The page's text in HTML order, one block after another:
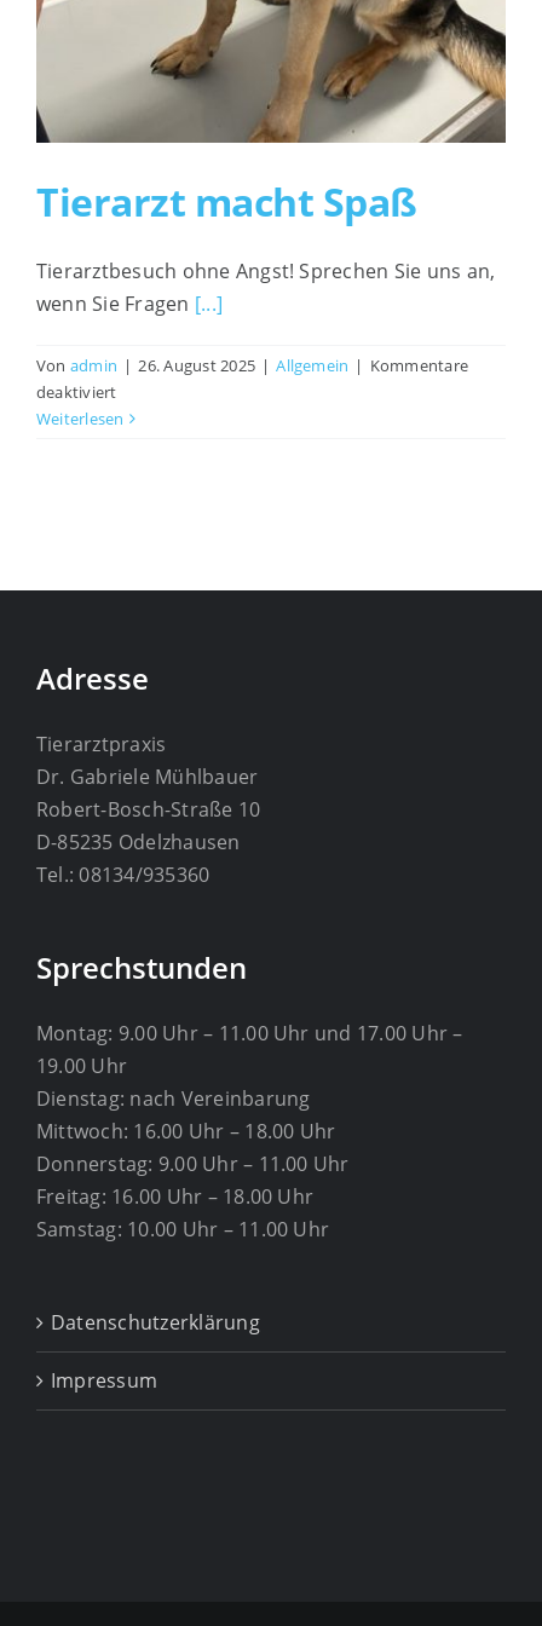
Tierarzt macht Spaß
Tierarztbesuch ohne Angst! Sprechen Sie uns an,
wenn Sie Fragen [...]
Von admin | 26. August 2025 | Allgemein | Kommentare
deaktiviertfür
Tierarzt
Weiterlesen
Adresse
Tierarztpraxis
Dr. Gabriele Mühlbauer
Robert-Bosch-Straße 10
D-85235 Odelzhausen
Tel.: 08134/935360
Sprechstunden
Montag: 9.00 Uhr – 11.00 Uhr und 17.00 Uhr –
19.00 Uhr
Dienstag: nach Vereinbarung
Mittwoch: 16.00 Uhr – 18.00 Uhr
Donnerstag: 9.00 Uhr – 11.00 Uhr
Freitag: 16.00 Uhr – 18.00 Uhr
Samstag: 10.00 Uhr – 11.00 Uhr
Datenschutzerklärung
Impressum